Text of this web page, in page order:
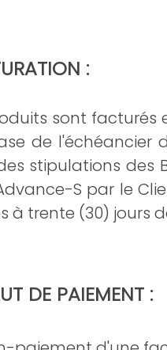
:
sont
de l'échéancier
stipulations des
S par le
à trente (30) jours
DE PAIEMENT :